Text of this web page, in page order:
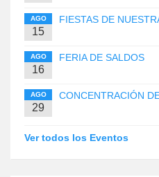
AGO
15
FIESTAS DE
AGO
16
FERIA DE SALDOS
AGO
29
CONCENTRACIÓN
Ver todos los Eventos